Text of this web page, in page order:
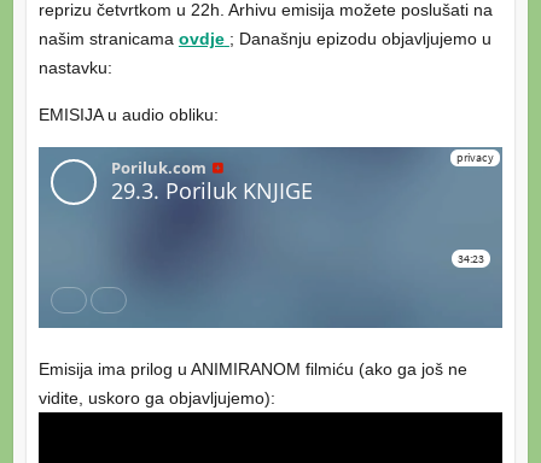
reprizu četvrtkom u 22h. Arhivu emisija možete poslušati na
našim stranicama ovdje ; Današnju epizodu objavljujemo u
nastavku:
EMISIJA u audio obliku:
Emisija ima prilog u ANIMIRANOM filmiću (ako ga još ne
vidite, uskoro ga objavljujemo):